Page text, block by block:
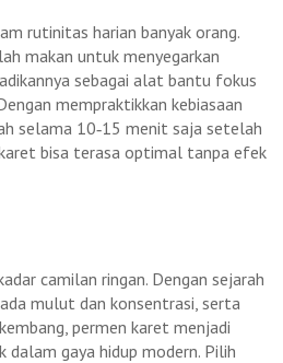
rutinitas harian banyak orang.
makan untuk menyegarkan
sebagai alat bantu fokus
mempraktikkan kebiasaan
selama 10‑15 menit saja setelah
bisa terasa optimal tanpa efek
camilan ringan. Dengan sejarah
mulut dan konsentrasi, serta
permen karet menjadi
dalam gaya hidup modern. Pilih